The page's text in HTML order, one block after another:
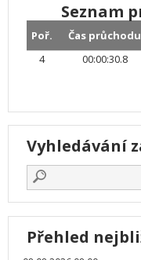
Seznam
Poř. Čas průchodu
4
00:00:30.8
Vyhledávání
Přehled